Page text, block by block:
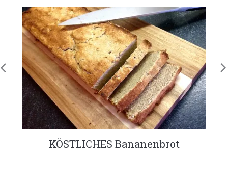
KÖSTLICHES Bananenbrot